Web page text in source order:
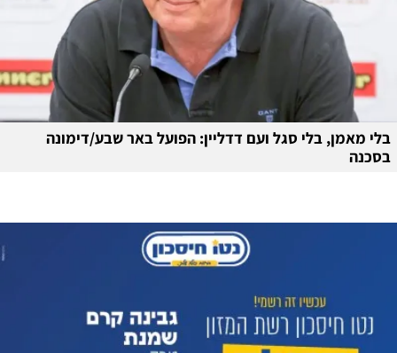
בלי מאמן, בלי סגל ועם דדליין: הפועל באר שבע/דימונה
בסכנה